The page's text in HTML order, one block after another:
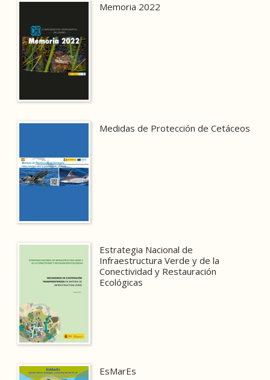
Memoria 2022
Medidas de Protección de Cetáceos
Estrategia Nacional de
Infraestructura Verde y de la
Conectividad y Restauración
Ecológicas
EsMarEs